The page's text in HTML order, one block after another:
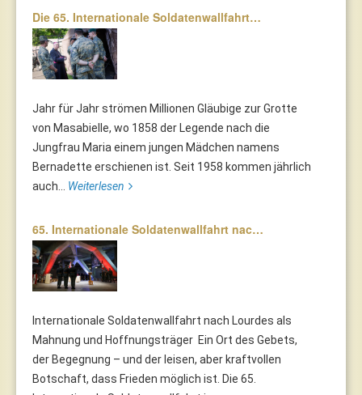
Die 65. Internationale Soldatenwallfahrt…
Jahr für Jahr strömen Millionen Gläubige zur Grotte
von Masabielle, wo 1858 der Legende nach die
Jungfrau Maria einem jungen Mädchen namens
Bernadette erschienen ist. Seit 1958 kommen jährlich
auch... Weiterlesen
65. Internationale Soldatenwallfahrt nac…
Internationale Soldatenwallfahrt nach Lourdes als
Mahnung und Hoffnungsträger Ein Ort des Gebets,
der Begegnung – und der leisen, aber kraftvollen
Botschaft, dass Frieden möglich ist. Die 65.